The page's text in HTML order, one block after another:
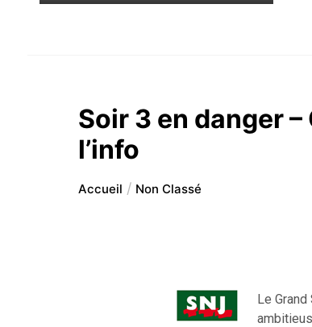
Soir 3 en danger
l’info
Accueil Non Classé
Le